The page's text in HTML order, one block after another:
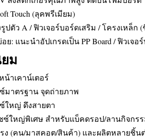
Touch (ลุคพรีเมียม)
ปตัว A / ฟิวเจอร์บอร์ดเสริม / โครงเหล็ก
: แนะนำอัปเกรดเป็น PP Board / ฟิวเจอ
ม
น้าเคาน์เตอร์
มาตรฐาน จุดถ่ายภาพ
ใหญ่ ดึงสายตา
ซ์ใหญ่พิเศษ สำหรับแบ็คดรอป/ลานกิจกร
ง (คน/มาสคอต/สินค้า) และผลิตหลายชิ้น